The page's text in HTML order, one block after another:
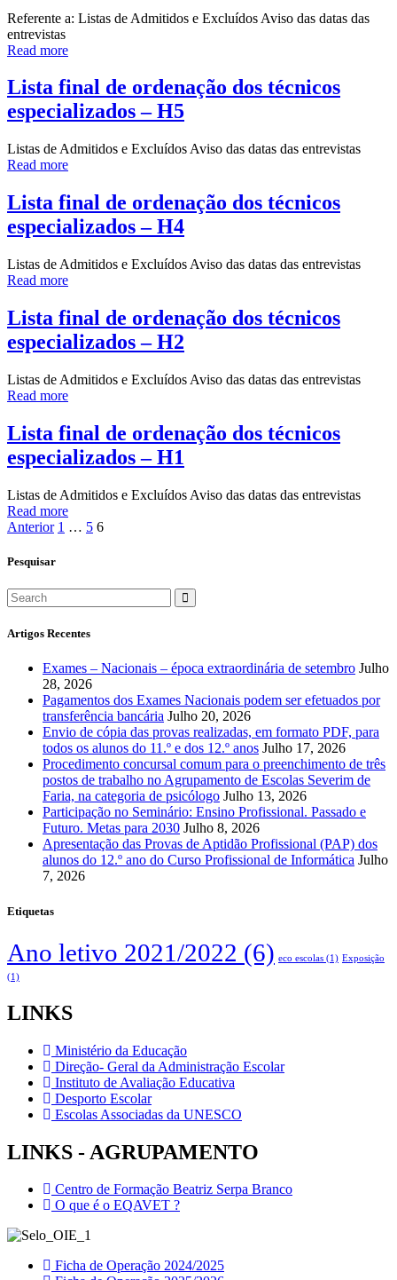
Referente a: Listas de Admitidos e Excluídos Aviso das datas das
entrevistas
Read more
Lista final de ordenação dos técnicos
especializados – H5
Listas de Admitidos e Excluídos Aviso das datas das entrevistas
Read more
Lista final de ordenação dos técnicos
especializados – H4
Listas de Admitidos e Excluídos Aviso das datas das entrevistas
Read more
Lista final de ordenação dos técnicos
especializados – H2
Listas de Admitidos e Excluídos Aviso das datas das entrevistas
Read more
Lista final de ordenação dos técnicos
especializados – H1
Listas de Admitidos e Excluídos Aviso das datas das entrevistas
Read more
Anterior 1 … 5 6
Pesquisar
Artigos Recentes
Exames – Nacionais – época extraordinária de setembro Julho
28, 2026
Pagamentos dos Exames Nacionais podem ser efetuados por
transferência bancária Julho 20, 2026
Envio de cópia das provas realizadas, em formato PDF, para
todos os alunos do 11.º e dos 12.º anos Julho 17, 2026
Procedimento concursal comum para o preenchimento de três
postos de trabalho no Agrupamento de Escolas Severim de
Faria, na categoria de psicólogo Julho 13, 2026
Participação no Seminário: Ensino Profissional. Passado e
Futuro. Metas para 2030 Julho 8, 2026
Apresentação das Provas de Aptidão Profissional (PAP) dos
alunos do 12.º ano do Curso Profissional de Informática Julho
7, 2026
Etiquetas
Ano letivo 2021/2022 (6) eco escolas (1) Exposição
(1)
LINKS
Ministério da Educação
Direção- Geral da Administração Escolar
Instituto de Avaliação Educativa
Desporto Escolar
Escolas Associadas da UNESCO
LINKS - AGRUPAMENTO
Centro de Formação Beatriz Serpa Branco
O que é o EQAVET ?
Ficha de Operação 2024/2025